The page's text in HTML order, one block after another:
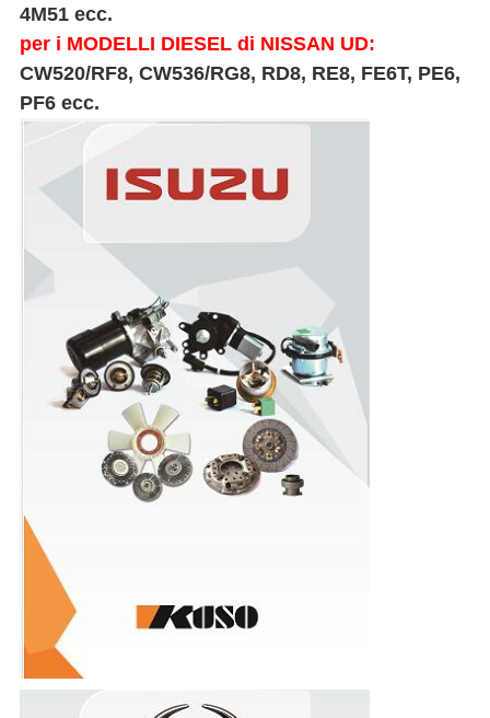
4M51 ecc.
per i MODELLI DIESEL di NISSAN UD:
CW520/RF8, CW536/RG8, RD8, RE8, FE6T, PE6,
PF6 ecc.